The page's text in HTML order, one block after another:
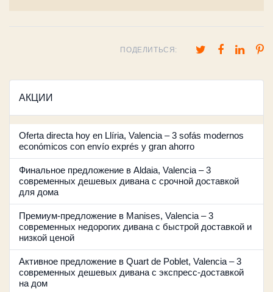
ПОДЕЛИТЬСЯ:
АКЦИИ
Oferta directa hoy en Llíria, Valencia – 3 sofás modernos
económicos con envío exprés y gran ahorro
Финальное предложение в Aldaia, Valencia – 3
современных дешевых дивана с срочной доставкой
для дома
Премиум-предложение в Manises, Valencia – 3
современных недорогих дивана с быстрой доставкой и
низкой ценой
Активное предложение в Quart de Poblet, Valencia – 3
современных дешевых дивана с экспресс-доставкой
на дом